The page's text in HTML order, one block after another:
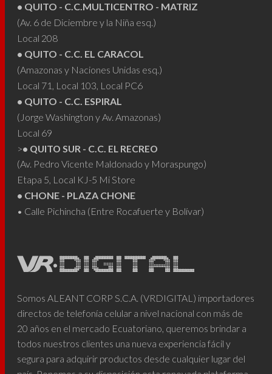
en
página
de
producto
• QUITO - C.C.MULTICENTRO - MATRIZ
(Av. 6 de Diciembre y la Niña esq.)
Local 208
• QUITO - C.C. EL CARACOL
(Amazonas y Naciones Unidas esq.)
Local 71, Local 103, Local PC6
• QUITO - C.C. ESPIRAL
(Jorge Washington y Av. Amazonas)
Local 69
>• QUITO SUR - C.C. EL RECREO
(Av. Pedro Vicente Maldonado y Moraspungo)
Etapa 5, Local KJ-5 Mi Store
• CHONE - PLAZA CHONE
• Calle Pichincha (Entre Rocafuerte y Bolívar)
Somos ALEANT CORP S.C.A. (VRDIGITAL) importadores
directos de telefonía celular a nivel nacional con más de
20 años en el mercado Ecuatoriano, queremos brindar a
todos nuestros clientes una nueva experiencia fácil y
segura para adquirir productos desde cualquier lugar del